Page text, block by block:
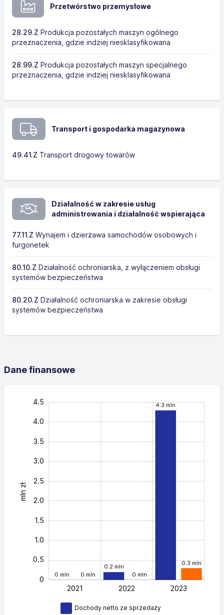
Przetwórstwo przemysłowe
28.29.Z Produkcja pozostałych maszyn ogólnego
przeznaczenia, gdzie indziej niesklasyfikowana
28.99.Z Produkcja pozostałych maszyn specjalnego
przeznaczenia, gdzie indziej niesklasyfikowana
Transport i gospodarka magazynowa
49.41.Z Transport drogowy towarów
Działalność w zakresie usług
administrowania i działalność wspierająca
77.11.Z Wynajem i dzierżawa samochodów osobowych i
furgonetek
80.10.Z Działalność ochroniarska, z wyłączeniem obsługi
systemów bezpieczeństwa
80.20.Z Działalność ochroniarska w zakresie obsługi
systemów bezpieczeństwa
Dane finansowe
0 mln
0.2 mln
4.3 mln
0 mln 0 mln
0.3 mln
mln zł
0
0.5
1.0
1.5
2.0
2.5
3.0
3.5
4.0
4.5
L
2021 2022 2023
Dochody netto ze sprzedaży